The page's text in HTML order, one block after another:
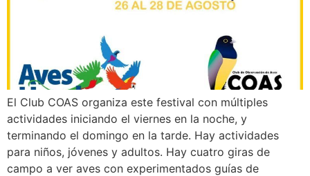
El Club COAS organiza este festival con múltiples
actividades iniciando el viernes en la noche, y
terminando el domingo en la tarde. Hay actividades
para niños, jóvenes y adultos. Hay cuatro giras de
campo a ver aves con experimentados guías de